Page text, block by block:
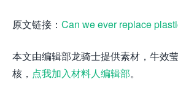
原文链接： Can we ever replace
本文由编辑部龙骑士提供素材，牛效
核， 点我加入材料人编辑部。